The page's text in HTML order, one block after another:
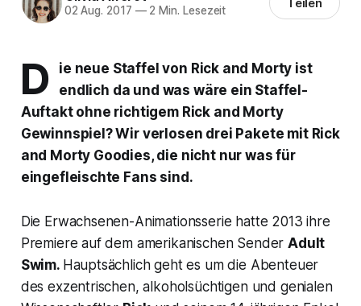
02 Aug. 2017 —2 Min. Lesezeit
D
ie neue Staffel von Rick and Morty ist
endlich da und was wäre ein Staffel-
Auftakt ohne richtigem Rick and Morty
Gewinnspiel? Wir verlosen drei Pakete mit Rick
and Morty Goodies, die nicht nur was für
eingefleischte Fans sind.
Die Erwachsenen-Animationsserie hatte 2013 ihre
Premiere auf dem amerikanischen SenderAdult
Swim. Hauptsächlich geht es um die Abenteuer
des exzentrischen, alkoholsüchtigen und genialen